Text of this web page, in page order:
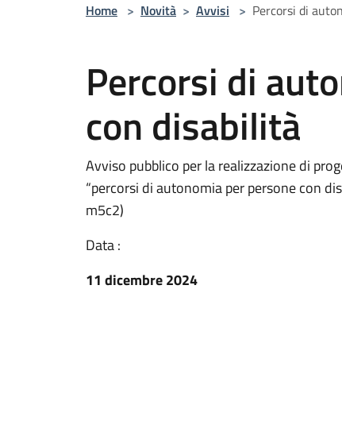
Home > Novità > Avvisi > Percorsi di
Percorsi di
con disabilità
Avviso pubblico per la realizzazione di
“percorsi di autonomia per persone con
m5c2)
Data :
11 dicembre 2024